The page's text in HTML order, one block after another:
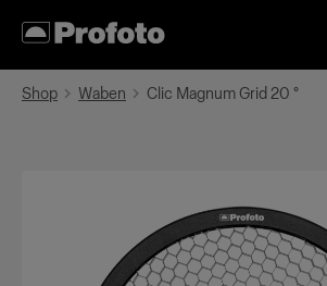
Shop Waben Clic Magnum Grid 20 °